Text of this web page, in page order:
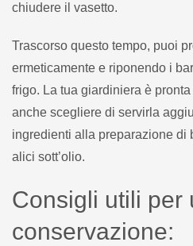
chiudere il vasetto.
Trascorso questo tempo, puoi
ermeticamente e riponendo i
frigo. La tua giardiniera è
anche scegliere di servirla
ingredienti alla preparazione di
alici sott’olio.
Consigli utili per
conservazione: